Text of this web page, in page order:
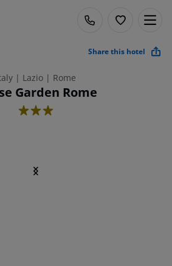
Share this hotel
| Lazio | Rome
Garden Rome
3